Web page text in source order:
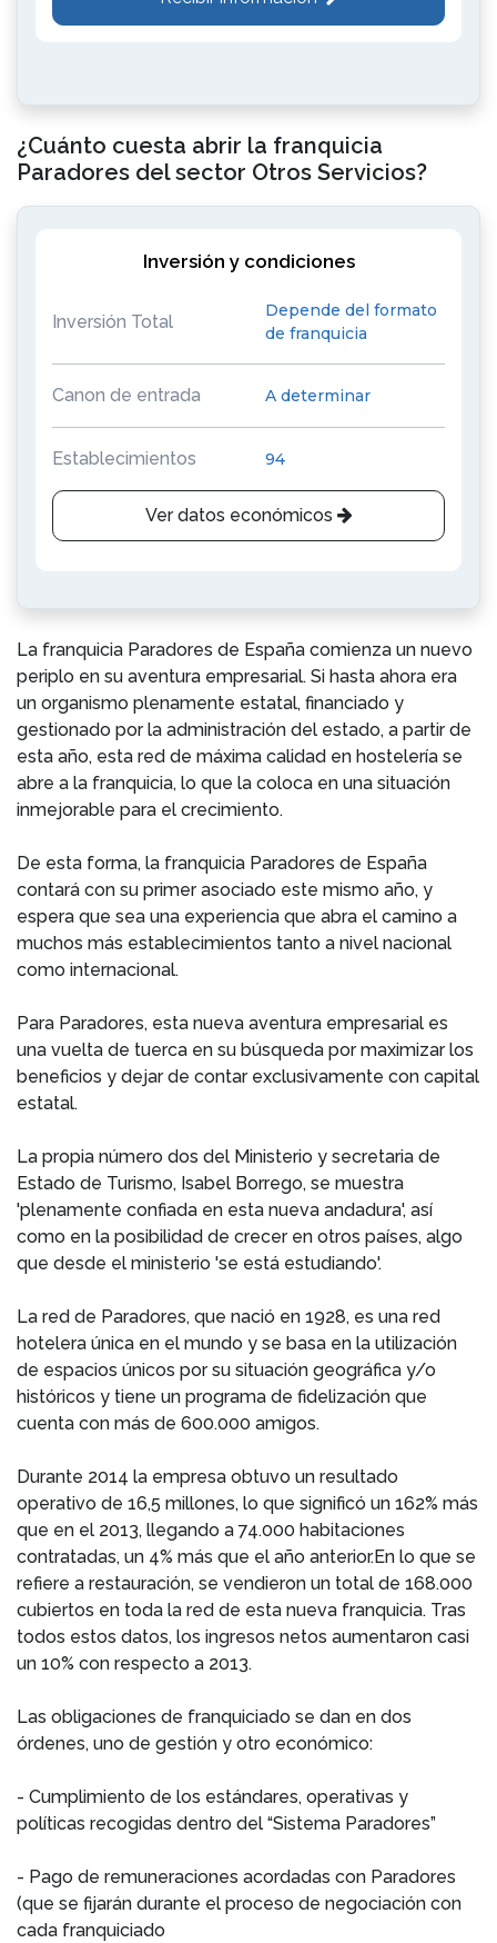
¿Cuánto cuesta abrir la franquicia
Paradores del sector Otros Servicios?
Inversión y condiciones
Inversión Total
Depende del formato
de franquicia
Canon de entrada A determinar
Establecimientos 94
Ver datos económicos
La franquicia Paradores de España comienza un nuevo
periplo en su aventura empresarial. Si hasta ahora era
un organismo plenamente estatal, financiado y
gestionado por la administración del estado, a partir de
esta año, esta red de máxima calidad en hostelería se
abre a la franquicia, lo que la coloca en una situación
inmejorable para el crecimiento.
De esta forma, la franquicia Paradores de España
contará con su primer asociado este mismo año, y
espera que sea una experiencia que abra el camino a
muchos más establecimientos tanto a nivel nacional
como internacional.
Para Paradores, esta nueva aventura empresarial es
una vuelta de tuerca en su búsqueda por maximizar los
beneficios y dejar de contar exclusivamente con capital
estatal.
La propia número dos del Ministerio y secretaria de
Estado de Turismo, Isabel Borrego, se muestra
'plenamente confiada en esta nueva andadura', así
como en la posibilidad de crecer en otros países, algo
que desde el ministerio 'se está estudiando'.
La red de Paradores, que nació en 1928, es una red
hotelera única en el mundo y se basa en la utilización
de espacios únicos por su situación geográfica y/o
históricos y tiene un programa de fidelización que
cuenta con más de 600.000 amigos.
Durante 2014 la empresa obtuvo un resultado
operativo de 16,5 millones, lo que significó un 162% más
que en el 2013, llegando a 74.000 habitaciones
contratadas, un 4% más que el año anterior.En lo que se
refiere a restauración, se vendieron un total de 168.000
cubiertos en toda la red de esta nueva franquicia. Tras
todos estos datos, los ingresos netos aumentaron casi
un 10% con respecto a 2013.
Las obligaciones de franquiciado se dan en dos
órdenes, uno de gestión y otro económico:
- Cumplimiento de los estándares, operativas y
políticas recogidas dentro del “Sistema Paradores”
- Pago de remuneraciones acordadas con Paradores
(que se fijarán durante el proceso de negociación con
cada franquiciado